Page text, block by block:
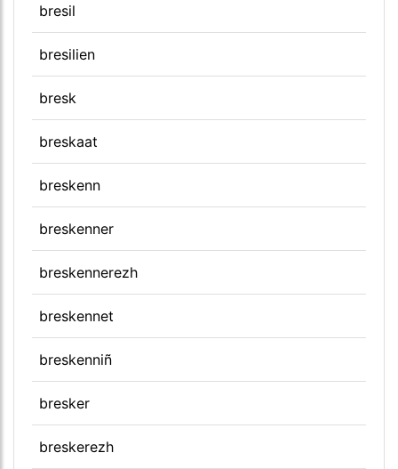
bresil
bresilien
bresk
breskaat
breskenn
breskenner
breskennerezh
breskennet
breskenniñ
bresker
breskerezh